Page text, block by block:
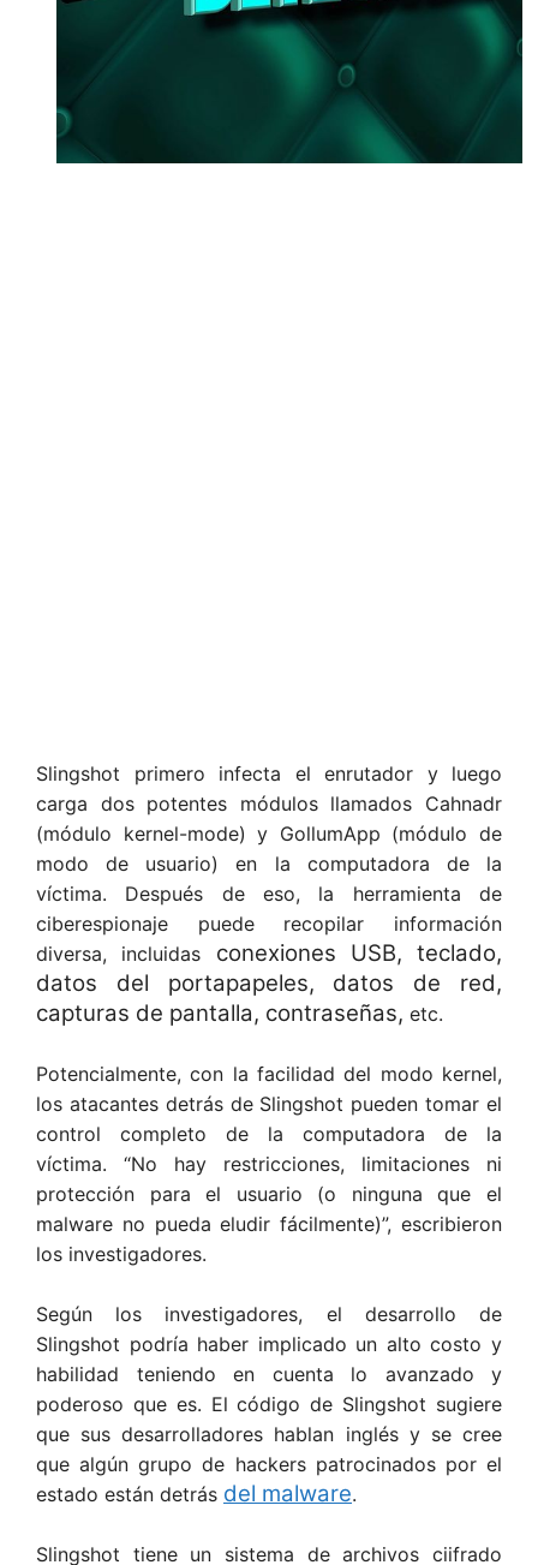
Slingshot primero infecta el enrutador y luego
carga dos potentes módulos llamados Cahnadr
(módulo kernel-mode) y GollumApp (módulo de
modo de usuario) en la computadora de la
víctima. Después de eso, la herramienta de
ciberespionaje puede recopilar información
diversa, incluidas conexiones USB, teclado,
datos del portapapeles, datos de red,
capturas de pantalla, contraseñas, etc.
Potencialmente, con la facilidad del modo kernel,
los atacantes detrás de Slingshot pueden tomar el
control completo de la computadora de la
víctima. “No hay restricciones, limitaciones ni
protección para el usuario (o ninguna que el
malware no pueda eludir fácilmente)”, escribieron
los investigadores.
Según los investigadores, el desarrollo de
Slingshot podría haber implicado un alto costo y
habilidad teniendo en cuenta lo avanzado y
poderoso que es. El código de Slingshot sugiere
que sus desarrolladores hablan inglés y se cree
que algún grupo de hackers patrocinados por el
estado están detrás del malware.
Slingshot tiene un sistema de archivos ciifrado